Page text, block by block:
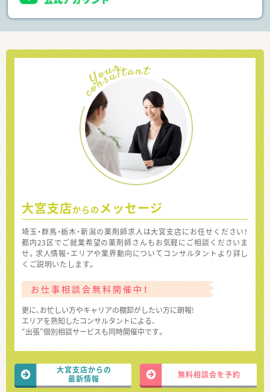
大宮支店からの メッセージ
埼玉・群馬・栃木・新潟の薬剤師求人は大宮支店にお任せください！
都内23区でご就業希望の薬剤師さんもお気軽にご相談くださいま
せ。求人情報・エリアや業界動向についてコンサルタントより詳し
くご説明いたします。
お仕事相談会無料開催中！
更に、お忙しい方やキャリアの棚卸がしたい方に朗報!
エリアを熟知したコンサルタントによる、
“出張”個別相談サービスも同時開催中です。
大宮支店からの
最新情報
無料相談会を予約